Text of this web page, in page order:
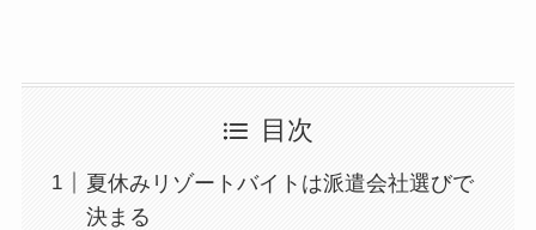
目次
夏休みリゾートバイトは派遣会社選びで
決まる